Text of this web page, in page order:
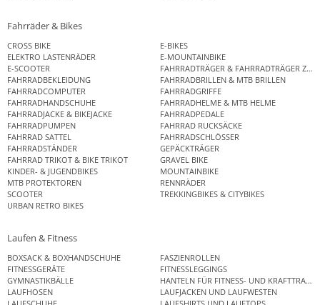
Fahrräder & Bikes
CROSS BIKE
E-BIKES
ELEKTRO LASTENRÄDER
E-MOUNTAINBIKE
E-SCOOTER
FAHRRADTRÄGER & FAHRRADTRÄGER
FAHRRADBEKLEIDUNG
FAHRRADBRILLEN & MTB BRILLEN
FAHRRADCOMPUTER
FAHRRADGRIFFE
FAHRRADHANDSCHUHE
FAHRRADHELME & MTB HELME
FAHRRADJACKE & BIKEJACKE
FAHRRADPEDALE
FAHRRADPUMPEN
FAHRRAD RUCKSÄCKE
FAHRRAD SATTEL
FAHRRADSCHLÖSSER
FAHRRADSTÄNDER
GEPÄCKTRÄGER
FAHRRAD TRIKOT & BIKE TRIKOT
GRAVEL BIKE
KINDER- & JUGENDBIKES
MOUNTAINBIKE
MTB PROTEKTOREN
RENNRÄDER
SCOOTER
TREKKINGBIKES & CITYBIKES
URBAN RETRO BIKES
Laufen & Fitness
BOXSACK & BOXHANDSCHUHE
FASZIENROLLEN
FITNESSGERÄTE
FITNESSLEGGINGS
GYMNASTIKBÄLLE
HANTELN FÜR FITNESS- UND
LAUFHOSEN
LAUFJACKEN UND LAUFWESTEN